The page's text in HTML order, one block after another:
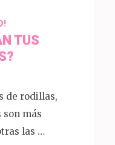
TUS
de rodillas,
más
las …